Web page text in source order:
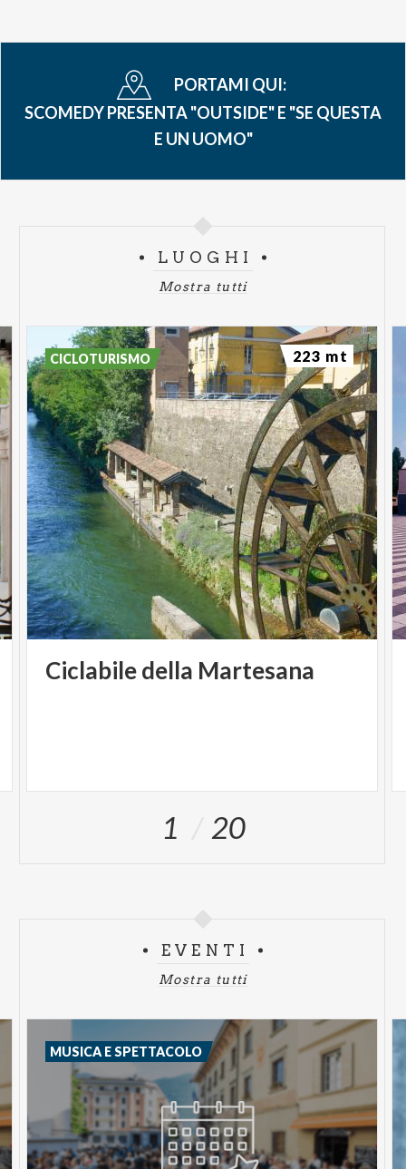
PORTAMI QUI:
SCOMEDY PRESENTA "OUTSIDE" E "SE QUESTA
E UN UOMO"
LUOGHI
Mostra tutti
Ciclabiledella Martesana
CICLOTURISMO 223 mt
1 20
EVENTI
Mostra tutti
MUSICA E SPETTACOLO